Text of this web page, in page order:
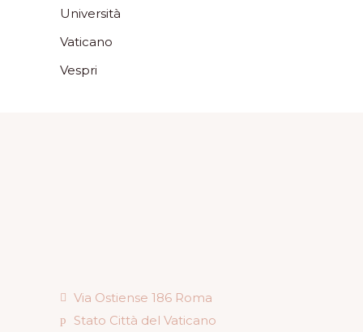
Università
Vaticano
Vespri
Via Ostiense 186 Roma
Stato Città del Vaticano